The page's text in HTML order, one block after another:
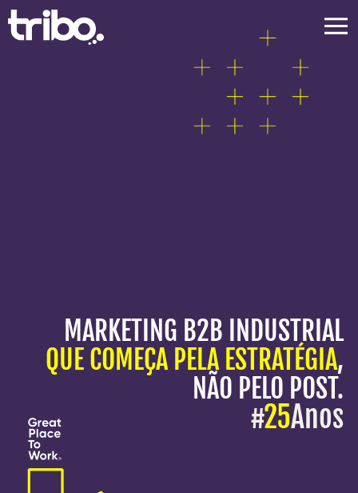
MARKETING B2B INDUSTRIAL
QUE COMEÇA PELA ESTRATÉGIA,
NÃO PELO POST.
#25Anos